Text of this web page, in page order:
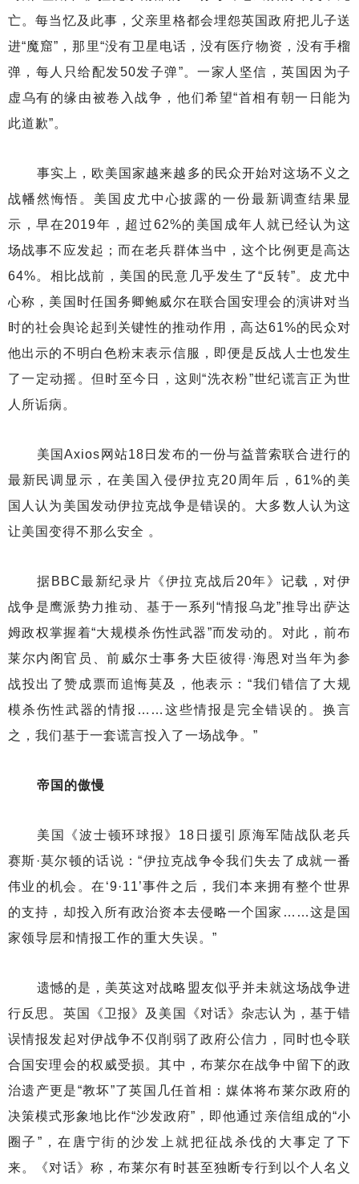
亡。每当忆及此事，父亲里格都会埋怨英国政府把儿子送
进“魔窟”，那里“没有卫星电话，没有医疗物资，没有手榴
弹，每人只给配发50发子弹”。一家人坚信，英国因为子
虚乌有的缘由被卷入战争，他们希望“首相有朝一日能为
此道歉”。
事实上，欧美国家越来越多的民众开始对这场不义之
战幡然悔悟。美国皮尤中心披露的一份最新调查结果显
示，早在2019年，超过62%的美国成年人就已经认为这
场战事不应发起；而在老兵群体当中，这个比例更是高达
64%。相比战前，美国的民意几乎发生了“反转”。皮尤中
心称，美国时任国务卿鲍威尔在联合国安理会的演讲对当
时的社会舆论起到关键性的推动作用，高达61%的民众对
他出示的不明白色粉末表示信服，即便是反战人士也发生
了一定动摇。但时至今日，这则“洗衣粉”世纪谎言正为世
人所诟病。
美国Axios网站18日发布的一份与益普索联合进行的
最新民调显示，在美国入侵伊拉克20周年后，61%的美
国人认为美国发动伊拉克战争是错误的。大多数人认为这
让美国变得不那么安全 。
据BBC最新纪录片《伊拉克战后20年》记载，对伊
战争是鹰派势力推动、基于一系列“情报乌龙”推导出萨达
姆政权掌握着“大规模杀伤性武器”而发动的。对此，前布
莱尔内阁官员、前威尔士事务大臣彼得·海恩对当年为参
战投出了赞成票而追悔莫及，他表示：“我们错信了大规
模杀伤性武器的情报……这些情报是完全错误的。换言
之，我们基于一套谎言投入了一场战争。”
帝国的傲慢
美国《波士顿环球报》18日援引原海军陆战队老兵
赛斯·莫尔顿的话说：“伊拉克战争令我们失去了成就一番
伟业的机会。在‘9·11’事件之后，我们本来拥有整个世界
的支持，却投入所有政治资本去侵略一个国家……这是国
家领导层和情报工作的重大失误。”
遗憾的是，美英这对战略盟友似乎并未就这场战争进
行反思。英国《卫报》及美国《对话》杂志认为，基于错
误情报发起对伊战争不仅削弱了政府公信力，同时也令联
合国安理会的权威受损。其中，布莱尔在战争中留下的政
治遗产更是“教坏”了英国几任首相：媒体将布莱尔政府的
决策模式形象地比作“沙发政府”，即他通过亲信组成的“小
圈子”，在唐宁街的沙发上就把征战杀伐的大事定了下
来。《对话》称，布莱尔有时甚至独断专行到以个人名义